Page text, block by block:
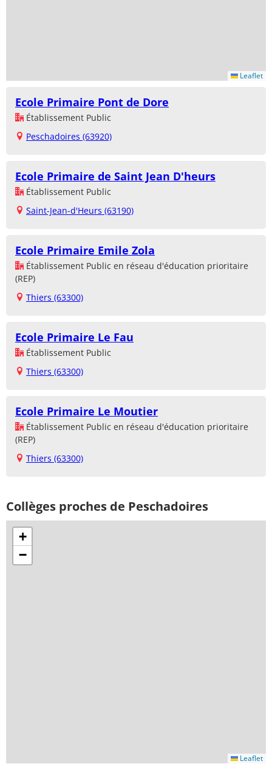
Leaflet
Ecole Primaire Pont de Dore
Établissement Public
Peschadoires (63920)
Ecole Primaire de Saint Jean D'heurs
Établissement Public
Saint-Jean-d'Heurs (63190)
Ecole Primaire Emile Zola
Établissement Public en réseau d'éducation prioritaire
(REP)
Thiers (63300)
Ecole Primaire Le Fau
Établissement Public
Thiers (63300)
Ecole Primaire Le Moutier
Établissement Public en réseau d'éducation prioritaire
(REP)
Thiers (63300)
Collèges proches de Peschadoires
+
−
Leaflet